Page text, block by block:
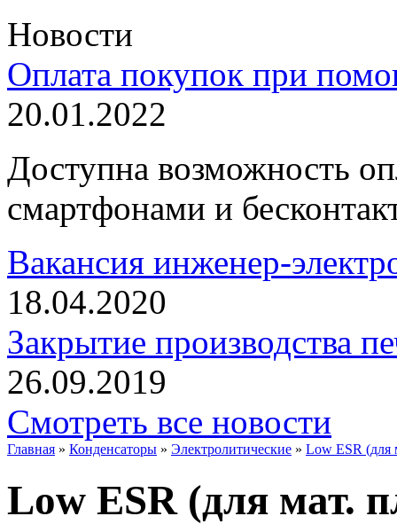
Новости
Оплата покупок при
20.01.2022
Доступна возможность
смартфонами и
Вакансия инженер-
18.04.2020
Закрытие производства
26.09.2019
Смотреть все новости
Главная » Конденсаторы » Электролитические » Low ESR (для
Low ESR (для мат.